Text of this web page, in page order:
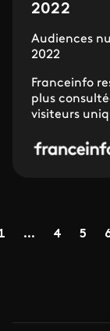
2022
Audiences
2022
Franceinfo
plus
visiteurs
... Page
4 Page
5